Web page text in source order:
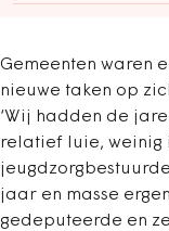
Gemeenten waren
nieuwe taken op
‘Wij hadden de
relatief luie, weinig
jaar en masse
gedeputeerde en